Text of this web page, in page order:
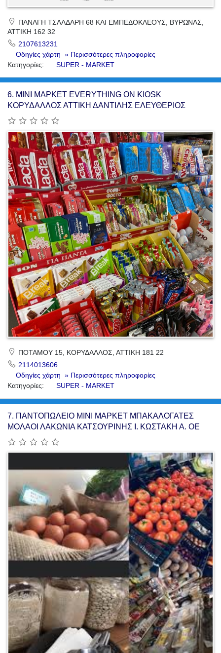
ΠΑΝΑΓΗ ΤΣΑΛΔΑΡΗ 68 ΚΑΙ ΕΜΠΕΔΟΚΛΕΟΥΣ, ΒΥΡΩΝΑΣ,
ΑΤΤΙΚΗ 162 32
2107613231
Οδηγίες χάρτη » Περισσότερες πληροφορίες
Κατηγορίες:
SUPER - MARKET
6. ΜΙΝΙ ΜΑΡΚΕΤ EVERYTHING ON KIOSK
ΚΟΡΥΔΑΛΛΟΣ ΑΤΤΙΚΗ ΔΑΝΤΙΛΗΣ ΕΛΕΥΘΕΡΙΟΣ
ΠΟΤΑΜΟΥ 15, ΚΟΡΥΔΑΛΛΟΣ, ΑΤΤΙΚΗ 181 22
2114013606
Οδηγίες χάρτη » Περισσότερες πληροφορίες
Κατηγορίες:
SUPER - MARKET
7. ΠΑΝΤΟΠΩΛΕΙΟ ΜΙΝΙ ΜΑΡΚΕΤ ΜΠΑΚΑΛΟΓΑΤΕΣ
ΜΟΛΑΟΙ ΛΑΚΩΝΙΑ ΚΑΤΣΟΥΡΙΝΗΣ Ι. ΚΩΣΤΑΚΗ Α. ΟΕ